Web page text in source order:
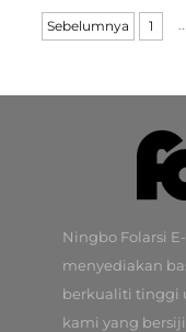
dengan Fork Keluli
Sebelumnya 1
Ningbo Folarsi
menyediakan
berkualiti tinggi
kami yang